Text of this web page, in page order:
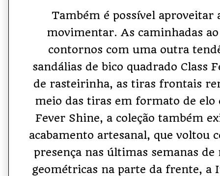
Também é possível aproveitar
movimentar. As caminhadas
contornos com uma outra
sandálias de bico quadrado Class
de rasteirinha, as tiras frontais
meio das tiras em formato de
Fever Shine, a coleção também
acabamento artesanal, que voltou
presença nas últimas semanas
geométricas na parte da frente, a